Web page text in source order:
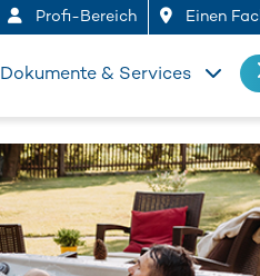
Profi-Bereich Einen
Dokumente & Services